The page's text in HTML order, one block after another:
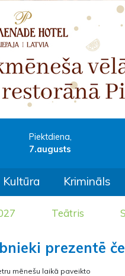
Piektdiena,
7.augusts
Kultūra Krimināls
Teātris
prezentē